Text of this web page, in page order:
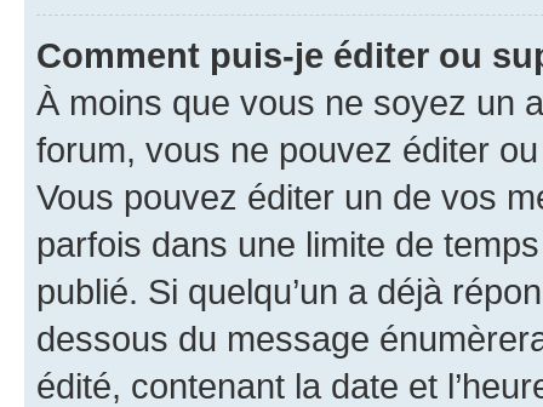
Comment puis-je éditer ou
À moins que vous ne soyez un
forum, vous ne pouvez éditer
Vous pouvez éditer un de vos
parfois dans une limite de
publié. Si quelqu’un a déjà
dessous du message
édité, contenant la date et